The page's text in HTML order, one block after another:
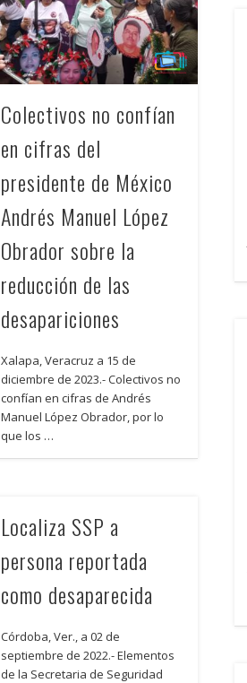
Colectivos no confían
en cifras del
presidente de México
Andrés Manuel López
Obrador sobre la
reducción de las
desapariciones
Xalapa, Veracruz a 15 de
diciembre de 2023.- Colectivos no
confían en cifras de Andrés
Manuel López Obrador, por lo
que los …
Localiza SSP a
persona reportada
como desaparecida
Córdoba, Ver., a 02 de
septiembre de 2022.- Elementos
de la Secretaria de Seguridad